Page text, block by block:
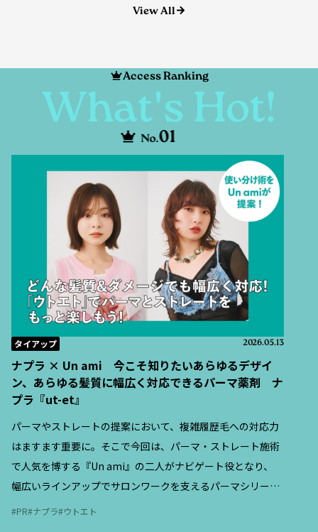
What's Hot!
No. 01
ナプラ × Un ami 今こそ知りたいあらゆるデザイ
ン、あらゆる髪質に幅広く対応できるパーマ薬剤 ナ
プラ『ut-et』
はますます重要に。そこで今回は、パーマ・ストレート施術
で人気を博する『Un ami』の二人がナビゲート役となり、
幅広いラインアップでサロンワークを支えるパーマシリーズ
『ut-et（ウトエト）』の特徴と、現場での活用ポイントを紹
介する。